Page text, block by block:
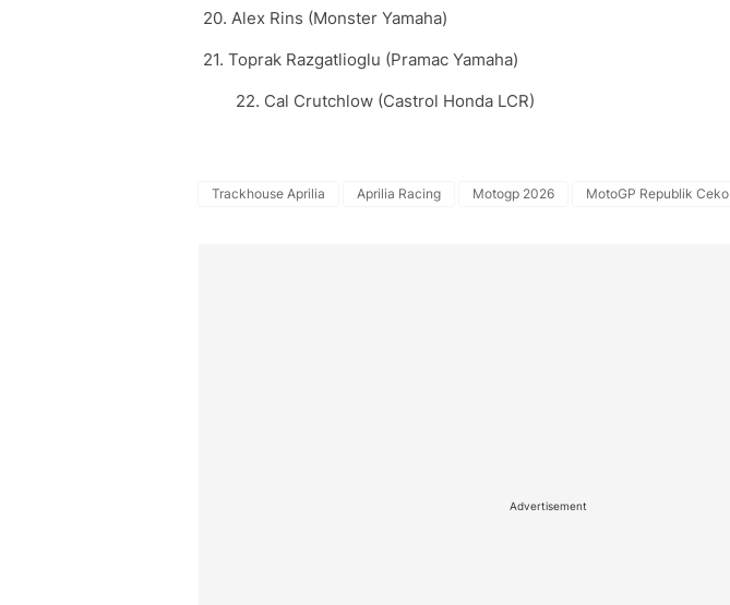
20. Alex Rins (Monster Yamaha)
21. Toprak Razgatlioglu (Pramac Yamaha)
22. Cal Crutchlow (Castrol Honda LCR)
Trackhouse Aprilia Aprilia Racing Motogp 2026 MotoGP Republik Ceko
Advertisement